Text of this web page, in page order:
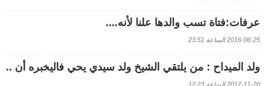
عرفات:فتاة تسب والدها علنا لأنه....
2016-06-25 الساعة 23:51
ولد الميداح : من يلتقي الشيخ ولد سيدي يحي فاليخبره أن ..
2017-11-20 الساعة 12:23